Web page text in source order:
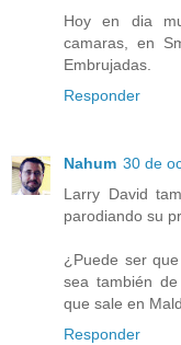
Hoy en dia
camaras, en
Embrujadas.
Responder
Nahum 30 de
Larry David
parodiando su
¿Puede ser
sea también
que sale en
Responder